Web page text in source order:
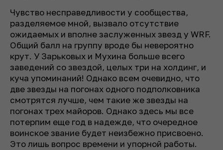
Чувство несправедливости у сообщества,
разделяемое мной, вызвало отсутствие
ожидаемых и вполне заслуженных звезд у WRF.
Общий балл на группу вроде бы невероятно
крут. У Зарьковых и Мухина больше всего
заведений со звездой, целых три на холдинг, и
куча упоминаний! Однако всем очевидно, что
две звезды на погонах одного подполковника
смотрятся лучше, чем такие же звезды на
погонах трех майоров. Однако здесь мы все
потерпим еще год в надежде, что очередное
воинское звание будет неизбежно присвоено.
Это лишь вопрос времени и упорной работы.